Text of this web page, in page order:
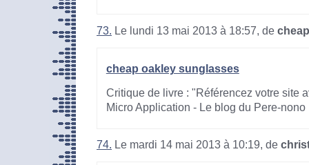
73. Le lundi 13 mai 2013 à 18:57, de
cheap oakley sunglasses
Critique de livre : "Référencez votre site
Micro Application - Le blog du Pere-nono
74. Le mardi 14 mai 2013 à 10:19, de